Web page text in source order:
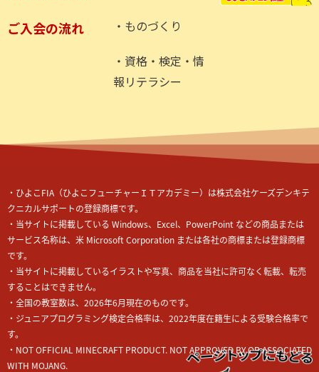
ご入会の流れ ・ものづくり
・資格・検定・情
報リテラシー
・ひよこFIA （ひよこフューチャーＩＴアカデミー） は株式会社ケーズデンキテ
クニカルサポートの登録商標です。
・当サイトに掲載している Windows、Excel、PowerPoint などの商品または
サービス名称は、米 Microsoft Corporation または各社の商標または登録商標
です。
・当サイトに掲載しているイラストや写真、商品を当社に許可なく転載、転売
することはできません。
・全国の教室数は、2026年6月現在のものです。
・ジュニアプログラミング検定合格率は、2022年度在籍生による受験合格率で
す。
・NOT OFFICIAL MINECRAFT PRODUCT. NOT APPROVED BY OR ASSOCIATED
WITH MOJANG.